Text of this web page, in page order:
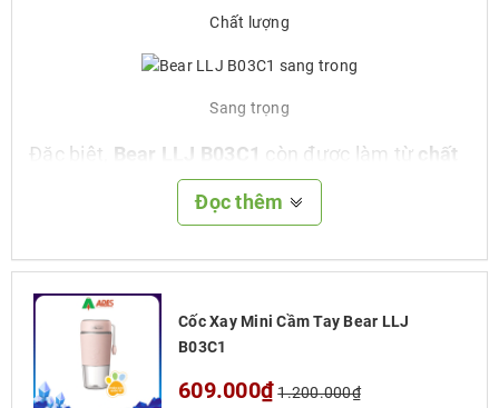
Chất lượng
Sang trọng
Đặc biệt, Bear LLJ B03C1 còn được làm từ chất
chất lượng tốt an toàn
khỏe người dùng,kết hợp với dung tích 300ml
pin dung lượng 700mAhphù hợp với nhu cầu sử
Đọc thêm
Cốc Xay Mini Cầm Tay Bear LLJ
B03C1
609.000₫ 1.200.000₫